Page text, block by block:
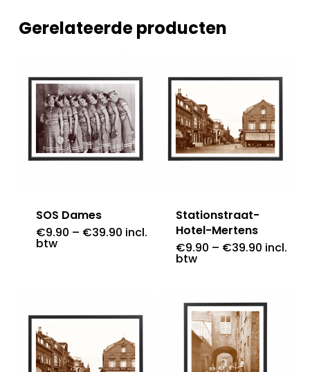
Gerelateerde producten
SOS Dames
€9.90 – €39.90 incl.
btw
Stationstraat-
Hotel-Mertens
€9.90 – €39.90 incl.
btw